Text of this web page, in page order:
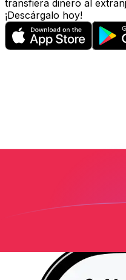
transfiera dinero al
¡Descárgalo hoy!